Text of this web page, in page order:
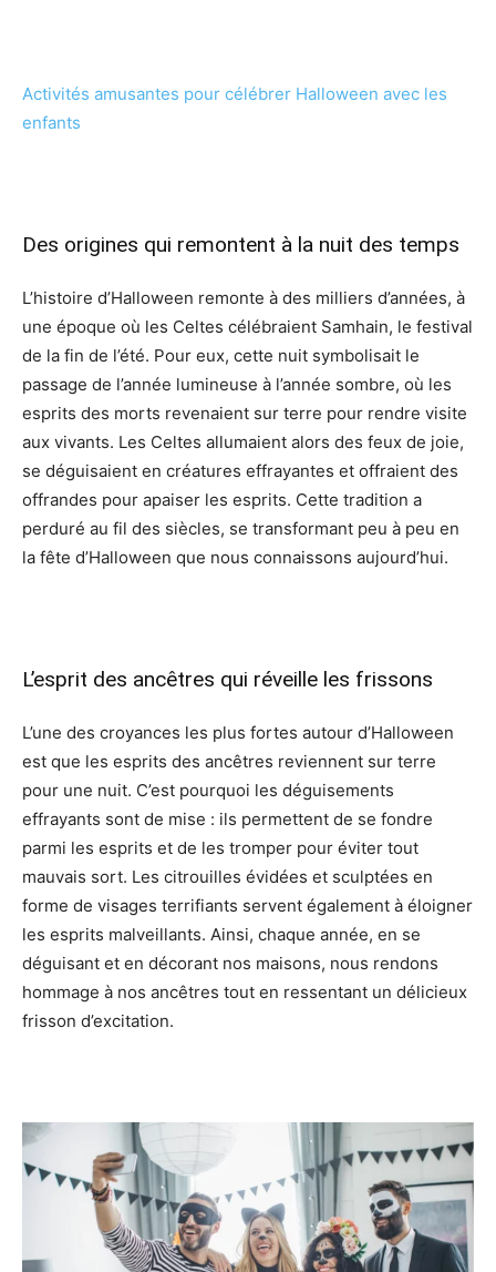
Activités amusantes pour célébrer Halloween avec les
enfants
Des origines qui remontent à la nuit des temps
L’histoire d’Halloween remonte à des milliers d’années, à
une époque où les Celtes célébraient Samhain, le festival
de la fin de l’été. Pour eux, cette nuit symbolisait le
passage de l’année lumineuse à l’année sombre, où les
esprits des morts revenaient sur terre pour rendre visite
aux vivants. Les Celtes allumaient alors des feux de joie,
se déguisaient en créatures effrayantes et offraient des
offrandes pour apaiser les esprits. Cette tradition a
perduré au fil des siècles, se transformant peu à peu en
la fête d’Halloween que nous connaissons aujourd’hui.
L’esprit des ancêtres qui réveille les frissons
L’une des croyances les plus fortes autour d’Halloween
est que les esprits des ancêtres reviennent sur terre
pour une nuit. C’est pourquoi les déguisements
effrayants sont de mise : ils permettent de se fondre
parmi les esprits et de les tromper pour éviter tout
mauvais sort. Les citrouilles évidées et sculptées en
forme de visages terrifiants servent également à éloigner
les esprits malveillants. Ainsi, chaque année, en se
déguisant et en décorant nos maisons, nous rendons
hommage à nos ancêtres tout en ressentant un délicieux
frisson d’excitation.